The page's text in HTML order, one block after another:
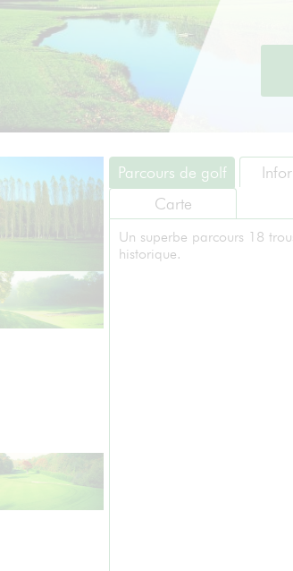
Parcours de golf
Carte
Un superbe parcours 18
historique.